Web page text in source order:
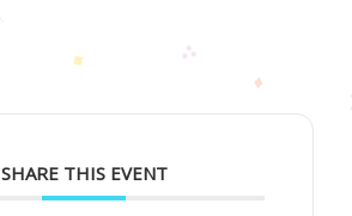
SHARE THIS EVENT